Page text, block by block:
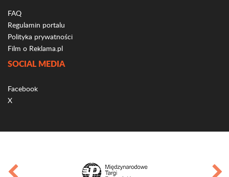
FAQ
Regulamin portalu
Polityka prywatności
Film o Reklama.pl
SOCIAL MEDIA
Facebook
X